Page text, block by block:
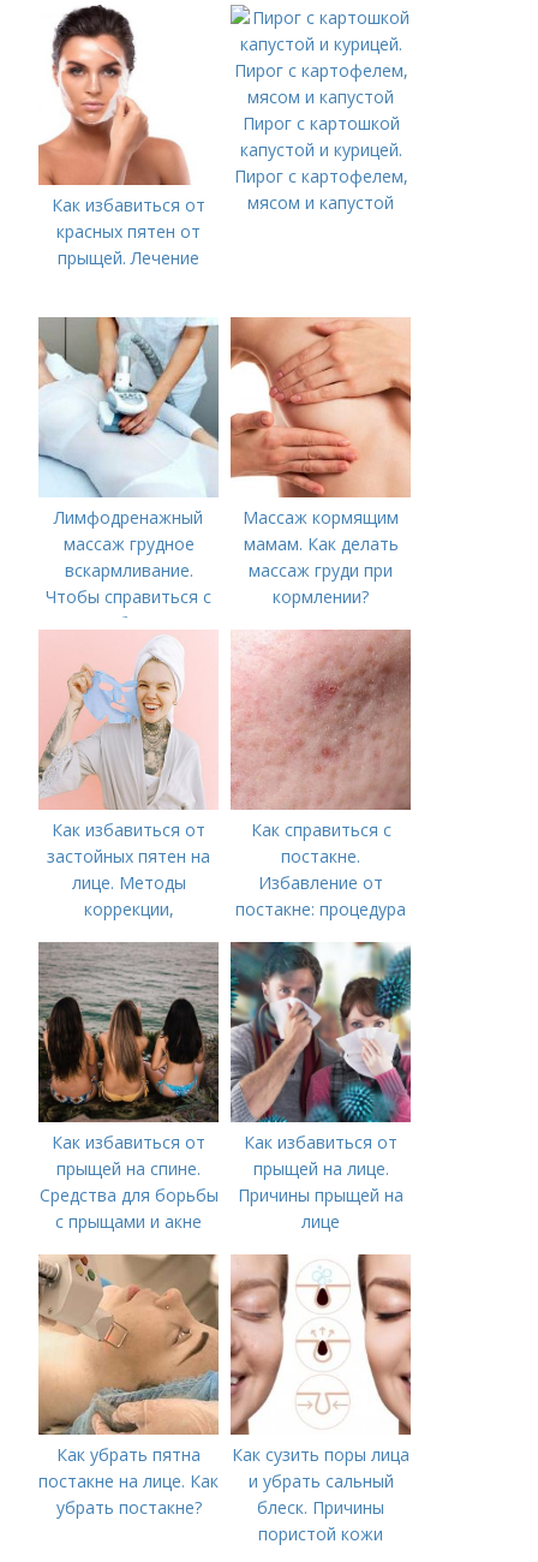
Как избавиться от
красных пятен от
прыщей. Лечение
Пирог с картошкой
капустой и курицей.
Пирог с картофелем,
мясом и капустой
Лимфодренажный
массаж грудное
вскармливание.
Чтобы справиться с
нагрубанием,
необходимо
предпринять
следующие действия:
Массаж кормящим
мамам. Как делать
массаж груди при
кормлении?
Как избавиться от
застойных пятен на
лице. Методы
коррекции,
акне и удаления
рубцов и шрамов
постакне
Как справиться с
постакне.
Избавление от
постакне: процедура
Как избавиться от
прыщей на спине.
Средства для борьбы
с прыщами и акне
Как избавиться от
прыщей на лице.
Причины прыщей на
лице
Как убрать пятна
постакне на лице. Как
убрать постакне?
Как сузить поры лица
и убрать сальный
блеск. Причины
пористой кожи